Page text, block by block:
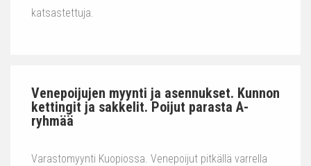
katsastettuja.
Venepoijujen myynti ja asennukset. Kunnon
kettingit ja sakkelit. Poijut parasta A-
ryhmää
Varastomyynti Kuopiossa. Venepoijut pitkällä varrella